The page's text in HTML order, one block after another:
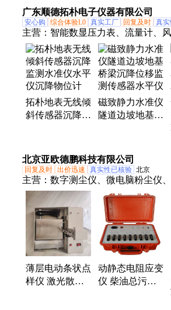
感器双轴水平仪
锈钢应力传感器
广东顺德拓朴电子仪器有限公司
安心购 综合体验L0 真实工厂 回复及时 真
主营： 智能数显压力表、流量计、
水准仪、动态扭矩传感器、温度传
器、称重传感器、扭矩传感器、防
力传感器、差压式静力水准仪、倾
器、高温压力传感器、无线倾角传
感器、液位变送器、压力变送器、
控制器、防爆压力表、防腐压力变
拓朴地表无线倾
斜传感器沉降监
磁致静力水准仪
隧道边坡地基桥
北京亚欧德鹏科技有限公司
回复及时 出价迅速 真实性已核验 北京
主营： 数字测尘仪、微电脑粉尘仪
薄层电动条状点
样仪 激光散射
动静态电阻应变
仪 柴油总污染